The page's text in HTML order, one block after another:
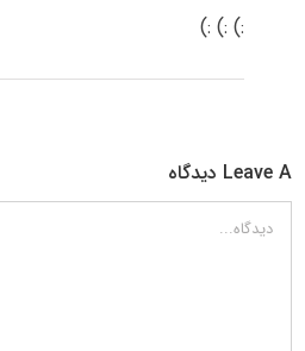
:) :) :)
Leave A دیدگاه
دیدگاه